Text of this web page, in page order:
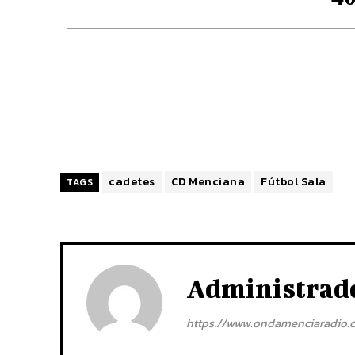
TAGS cadetes CD Menciana Fútbol Sala
https://